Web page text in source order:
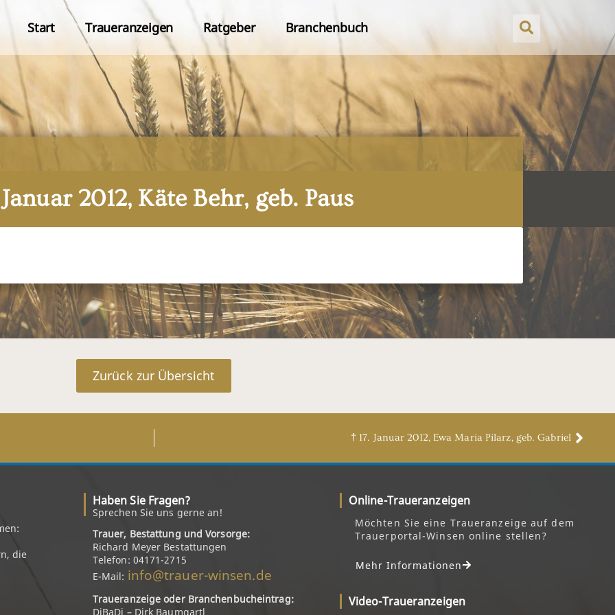
Start Traueranzeigen Ratgeber Branchenbuch
Januar 2012, Käte Behr, geb. Paus
Zurück zur Übersicht
† 17. Januar 2012, Ewa Maria Pilarz, geb. Gabriel
die
Haben Sie Fragen?
Sprechen Sie uns gerne an!
Trauer, Bestattung und Vorsorge:
Richard Meyer Bestattungen
Telefon: 04171-2715
E-Mail: info@trauer-winsen.de
Traueranzeige oder Branchenbucheintrag:
DiBaDi – Dirk Baumgartl
Online-Traueranzeigen
Möchten Sie eine Traueranzeige auf dem
Trauerportal-Winsen online stellen?
Mehr Informationen
Video-Traueranzeigen